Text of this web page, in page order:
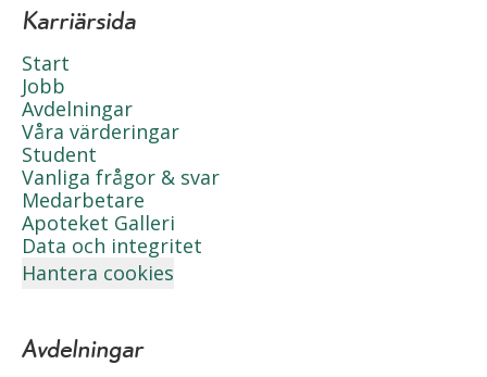
Karriärsida
Start
Jobb
Avdelningar
Våra värderingar
Student
Vanliga frågor & svar
Medarbetare
Apoteket Galleri
Data och integritet
Hantera cookies
Avdelningar